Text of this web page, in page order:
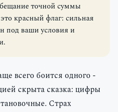
точной суммы
красный флаг: сильная
под ваши условия и
всего боится одного -
скрыта сказка: цифры
Страх